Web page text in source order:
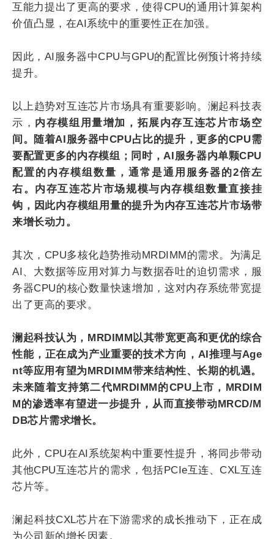
互能力提出了更高的要求，使得CPU的通用计算架构
价值凸显，在AI系统中的重要性正在加强。
因此，AI服务器中CPU与GPU的配置比例预计将持续
提升。
以上趋势对互连芯片市场具有重要影响。澜起科技表
示， 内存模组用量增加，拓展内存互连芯片市场空
间。随着AI服务器中CPU占比的提升，更多的CPU需
要配置更多的内存模组；同时，AI服务器内单颗CPU
配置的内存模组数量，通常是通用服务器的2倍左
右。内存互连芯片市场规模与内存模组数量直接挂
钩，因此内存模组用量的提升为内存互连芯片市场带
来增长动力。
其次，CPU多核化趋势推动MRDIMM的需求。为满足
AI、大数据等应用对算力与数据吞吐的迫切需求，服
务器CPU的核心数量快速增加，这对内存系统带宽提
出了更高的要求。
澜起科技认为，MRDIMM以其带宽更高和更优的综合
性能，正在成为产业重要的技术方向，AI推理与Age
nt等应用有望为MRDIMM带来结构性、长期的机遇。
未来随着支持第二代MRDIMM的CPU上市，MRDIM
M的渗透率有望进一步提升，从而直接带动MRCD/M
DB芯片需求增长。
此外，CPU在AI系统架构中重要性提升，将同步带动
其他CPU互连芯片的需求，包括PCIe互连、CXL互连
芯片等。
澜起科技CXL芯片在下游需求的成长推动下，正在成
为公司新的增长因素。